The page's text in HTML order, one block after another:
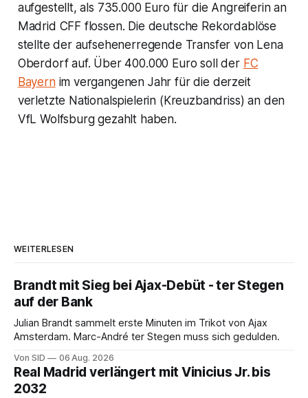
aufgestellt, als 735.000 Euro für die Angreiferin an
Madrid CFF flossen. Die deutsche Rekordablöse
stellte der aufsehenerregende Transfer von Lena
Oberdorf auf. Über 400.000 Euro soll der FC
Bayernim vergangenen Jahr für die derzeit
verletzte Nationalspielerin (Kreuzbandriss) an den
VfL Wolfsburg gezahlt haben.
WEITERLESEN
Brandt mit Sieg bei Ajax-Debüt - ter Stegen
auf der Bank
Julian Brandt sammelt erste Minuten im Trikot von Ajax
Amsterdam. Marc-André ter Stegen muss sich gedulden.
Von SID 06 Aug. 2026
Real Madrid verlängert mit Vinicius Jr. bis
2032